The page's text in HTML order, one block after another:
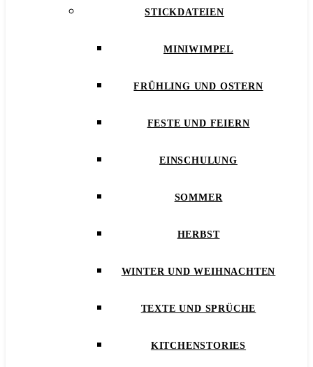
STICKDATEIEN
MINIWIMPEL
FRÜHLING UND OSTERN
FESTE UND FEIERN
EINSCHULUNG
SOMMER
HERBST
WINTER UND WEIHNACHTEN
TEXTE UND SPRÜCHE
KITCHENSTORIES